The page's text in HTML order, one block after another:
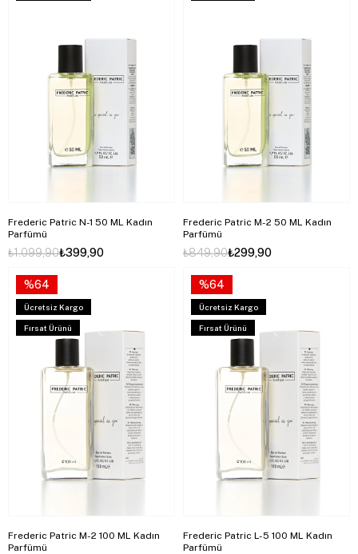
Frederic Patric N-1 50 ML Kadın
Parfümü
₺399,90
₺1.099,90
Frederic Patric M-2 50 ML Kadın
Parfümü
₺299,90
₺849,90
Frederic Patric M-2 100 ML Kadın
Parfümü
%64
Ücretsiz Kargo
Fırsat Ürünü
Frederic Patric L-5 100 ML Kadın
Parfümü
%64
Ücretsiz Kargo
Fırsat Ürünü